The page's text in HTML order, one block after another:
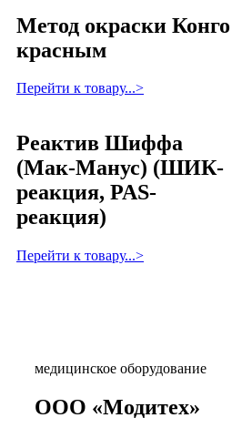
Метод окраски Конго
красным
Перейти к товару...>
Реактив Шиффа
(Мак-Манус) (ШИК-
реакция, PAS-
реакция)
Перейти к товару...>
медицинское оборудование
ООО «Модитех»